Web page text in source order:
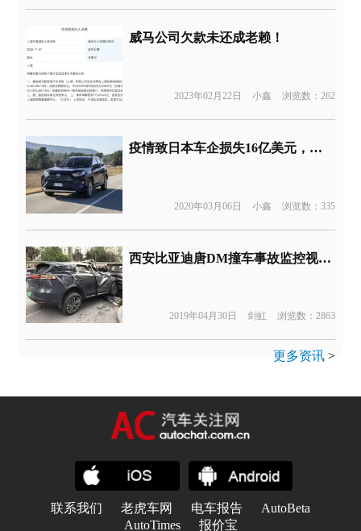
威马公司欠款未还成老赖！
2023年02月22日 小鑫 浏览数：262
疫情致日本车企损失16亿美元，丰田计划3月9日恢复在华工厂产能
2020年03月06日 小鑫 浏览数：335
西安比亚迪唐DM撞车事故监控视频，车速快到像飞过去了
2019年04月30日 剑虹 浏览数：2863
更多资讯>
联系我们 老虎车网 电车报告
AutoBeta
AutoTimes
报价宝